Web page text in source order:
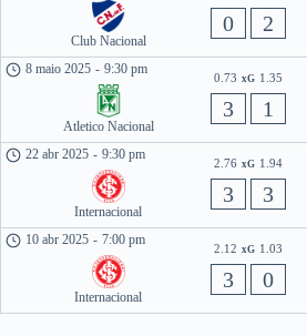
Club Nacional
0 2
8 maio 2025 - 9:30 pm
Atletico Nacional
0.73 xG 1.35
3 1
22 abr 2025 - 9:30 pm
Internacional
2.76 xG 1.94
3 3
10 abr 2025 - 7:00 pm
Internacional
2.12 xG 1.03
3 0